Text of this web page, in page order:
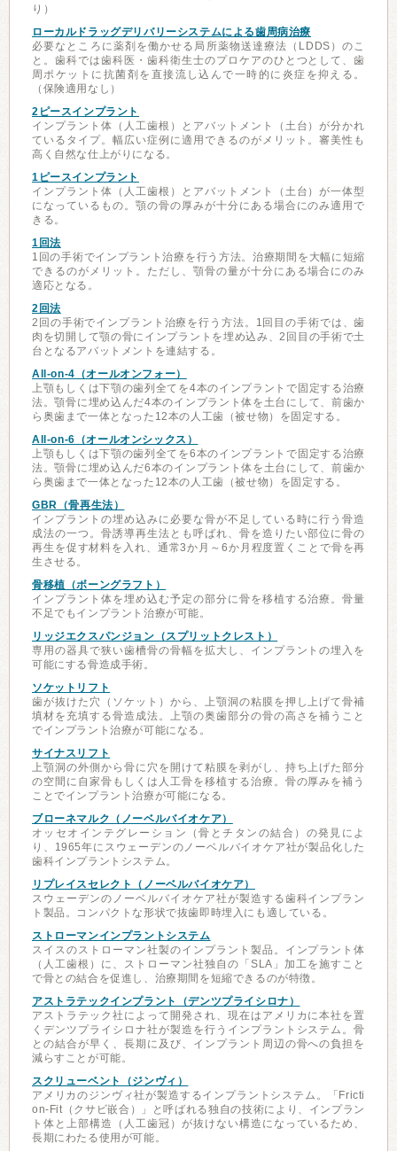
り）
ローカルドラッグデリバリーシステムによる歯周病治療
必要なところに薬剤を働かせる局所薬物送達療法（LDDS）のこ
と。歯科では歯科医・歯科衛生士のプロケアのひとつとして、歯
周ポケットに抗菌剤を直接流し込んで一時的に炎症を抑える。
（保険適用なし）
2ピースインプラント
インプラント体（人工歯根）とアバットメント（土台）が分かれ
ているタイプ。幅広い症例に適用できるのがメリット。審美性も
高く自然な仕上がりになる。
1ピースインプラント
インプラント体（人工歯根）とアバットメント（土台）が一体型
になっているもの。顎の骨の厚みが十分にある場合にのみ適用で
きる。
1回法
1回の手術でインプラント治療を行う方法。治療期間を大幅に短縮
できるのがメリット。ただし、顎骨の量が十分にある場合にのみ
適応となる。
2回法
2回の手術でインプラント治療を行う方法。1回目の手術では、歯
肉を切開して顎の骨にインプラントを埋め込み、2回目の手術で土
台となるアバットメントを連結する。
All-on-4（オールオンフォー）
上顎もしくは下顎の歯列全てを4本のインプラントで固定する治療
法。顎骨に埋め込んだ4本のインプラント体を土台にして、前歯か
ら奥歯まで一体となった12本の人工歯（被せ物）を固定する。
All-on-6（オールオンシックス）
上顎もしくは下顎の歯列全てを6本のインプラントで固定する治療
法。顎骨に埋め込んだ6本のインプラント体を土台にして、前歯か
ら奥歯まで一体となった12本の人工歯（被せ物）を固定する。
GBR（骨再生法）
インプラントの埋め込みに必要な骨が不足している時に行う骨造
成法の一つ。骨誘導再生法とも呼ばれ、骨を造りたい部位に骨の
再生を促す材料を入れ、通常3か月～6か月程度置くことで骨を再
生させる。
骨移植（ボーングラフト）
インプラント体を埋め込む予定の部分に骨を移植する治療。骨量
不足でもインプラント治療が可能。
リッジエクスパンジョン（スプリットクレスト）
専用の器具で狭い歯槽骨の骨幅を拡大し、インプラントの埋入を
可能にする骨造成手術。
ソケットリフト
歯が抜けた穴（ソケット）から、上顎洞の粘膜を押し上げて骨補
填材を充填する骨造成法。上顎の奥歯部分の骨の高さを補うこと
でインプラント治療が可能になる。
サイナスリフト
上顎洞の外側から骨に穴を開けて粘膜を剥がし、持ち上げた部分
の空間に自家骨もしくは人工骨を移植する治療。骨の厚みを補う
ことでインプラント治療が可能になる。
ブローネマルク（ノーベルバイオケア）
オッセオインテグレーション（骨とチタンの結合）の発見によ
り、1965年にスウェーデンのノーベルバイオケア社が製品化した
歯科インプラントシステム。
リプレイスセレクト（ノーベルバイオケア）
スウェーデンのノーベルバイオケア社が製造する歯科インプラン
ト製品。コンパクトな形状で抜歯即時埋入にも適している。
ストローマンインプラントシステム
スイスのストローマン社製のインプラント製品。インプラント体
（人工歯根）に、ストローマン社独自の「SLA」加工を施すこと
で骨との結合を促進し、治療期間を短縮できるのが特徴。
アストラテックインプラント（デンツプライシロナ）
アストラテック社によって開発され、現在はアメリカに本社を置
くデンツプライシロナ社が製造を行うインプラントシステム。骨
との結合が早く、長期に及び、インプラント周辺の骨への負担を
減らすことが可能。
スクリューベント（ジンヴィ）
アメリカのジンヴィ社が製造するインプラントシステム。「Fricti
on-Fit（クサビ嵌合）」と呼ばれる独自の技術により、インプラン
ト体と上部構造（人工歯冠）が抜けない構造になっているため、
長期にわたる使用が可能。